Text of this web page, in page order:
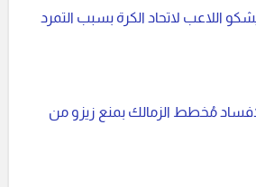
اللاعب لاتحاد الكرة بسبب التمرد
مُخطط الزمالك بمنع زيزو من